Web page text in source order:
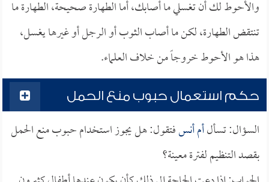
والأحوط لك أن تغسلي ما أصابك، أما الطهارة صحيحة، الطهارة ما
تنتقض الطهارة، لكن ما أصاب الثوب أو الرجل أو غيرها يغسل،
هذا هو الأحوط خروجاً من خلاف العلماء.
حكم استعمال حبوب منع الحمل
السؤال: تسألأم أنسفتقول: هل يجوز استخدام حبوب منع الحمل
بقصد التنظيم لفترة معينة؟